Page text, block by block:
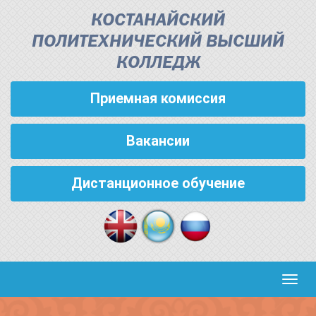
КОСТАНАЙСКИЙ
ПОЛИТЕХНИЧЕСКИЙ ВЫСШИЙ
КОЛЛЕДЖ
Приемная комиссия
Вакансии
Дистанционное обучение